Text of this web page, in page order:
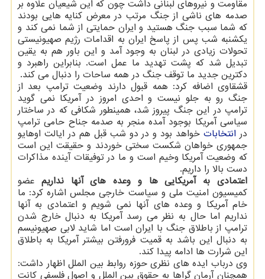
مقاومت و نیروهای لبنانی داشت چون که این شیعیان علاوه بر
صدمه های ناشی از جنگ مرتب در معرض کنایه هایی بودند
که شما سبب جنگ هستید و ایران حمایتی از شما نمی کند و
یکشنبه شب پس از پاسخ ایران به اقدامات رژیم صهیونیستی
تحولات زیادی در لبنان به وجود آمد و این باور هم به یقین
تبدیل شد که پشت تهدید ما عمل است. بنابراین راهبرد و
دکترین جدید ما توقف جنگ در همه ساحات را دنبال می کند.
قشقاوی اضافه کرد: همه قبول دارند وضعیت ترامپ بعد از
جنگ رو به جلو نیست و احدی امروز در آمریکا نمی گوید
ترامپ در این جنگ پیروز شد، همینطور شکافی که در ساختار
سیاسی آمریکا بوجود آمده منجر به صدمه جناح حامی ترامپ
در انتخاباتخواهد بود و در دو شب قبل هم در ایالت اوهایو
جمهوری خواهان شکست سختی خوردند و حقیقت این است
که وضعیت آمریکا وخیم است و ما در توفیقات آینده مذاکرات
دست بالا را داریم.
اعتمادی به آمریکایی ها و وعده های آنها نداریم عضو
کمیسیون امنیت ملی و سیاست خارجی مجلس اشاره کرد: ما
خام آمریکا و وعده های آنها نمی شویم و اعتمادی به آنها
نداریم اما حال به نظر می رسد آمریکا به دنبال خارج شدن
ترامپ از باطلاق جنگ با ایران است اما شاید لابی صهیونیسم
به دنبال این باشد به قمیت فرورفتن بیشتر آمریکا به باطلاق
این شرارت ها ادامه پیدا کند.
وی درباب ایده های نظری حوزه روابط بین الملل اظهار داشت:
همچنان آرمان گراها به حقوق بین الملل و اصول فلسفی کانت